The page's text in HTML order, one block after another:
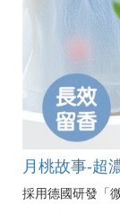
月桃故事-超